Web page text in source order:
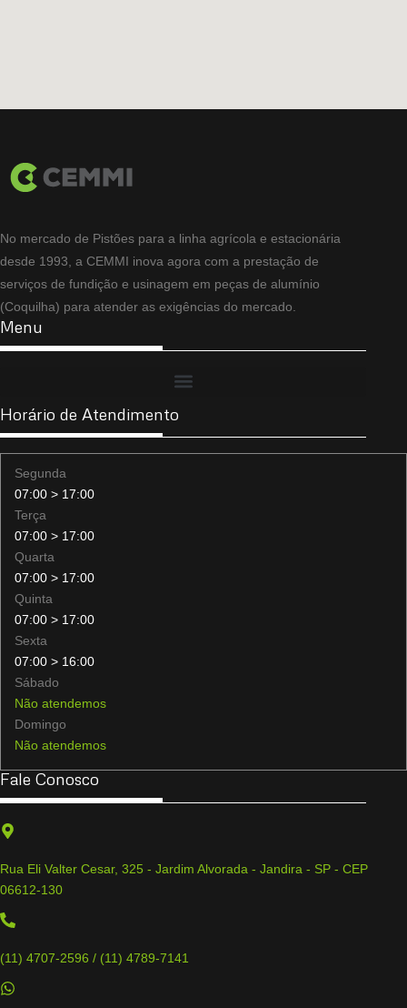
No mercado de Pistões para a linha agrícola e estacionária
desde 1993, a CEMMI inova agora com a prestação de
serviços de fundição e usinagem em peças de alumínio
(Coquilha) para atender as exigências do mercado.
Menu
Horário de Atendimento
Segunda
07:00 > 17:00
Terça
07:00 > 17:00
Quarta
07:00 > 17:00
Quinta
07:00 > 17:00
Sexta
07:00 > 16:00
Sábado
Não atendemos
Domingo
Não atendemos
Fale Conosco
Rua Eli Valter Cesar, 325 - Jardim Alvorada - Jandira - SP - CEP
06612-130
(11) 4707-2596 / (11) 4789-7141